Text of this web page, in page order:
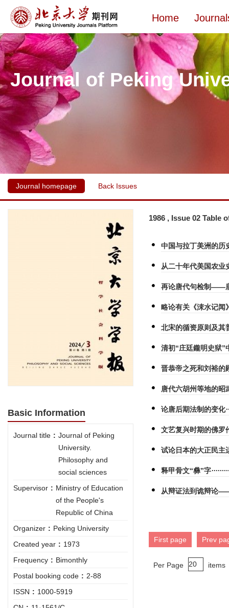
Home
Journal of Peking
Journal homepage Back Issues
Basic Information
Journal title : Journal of Peking
University.
Philosophy and
social sciences
Supervisor : Ministry of Education
of the People's
Republic of China
Organizer : Peking University
Created year : 1973
Frequency : Bimonthly
Postal booking code : 2-88
ISSN : 1000-5919
1986 , Issue 02 Table
中国与拉丁美洲的历
从二十年代美国农业
再论唐代句检制——
略论有关《涑水记闻
北宋的循资原则及其
清初“庄廷鑨明史狱
晋恭帝之死和刘裕的
唐代六胡州等地的昭
论唐后期法制的变化
文艺复兴时期的佛罗
试论日本的大正民主
释甲骨文“彝”字
从辩证法到诡辩论
First page Prev
Per Page items